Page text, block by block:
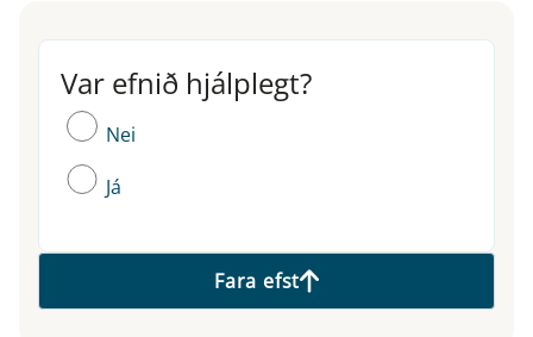
Var efnið hjálplegt?
Var efnið hjálplegt?
Nei
Já
Fara efst